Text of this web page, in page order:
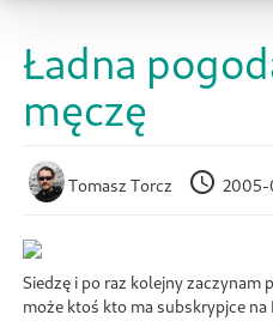
Ładna
męczę
Tomasz Torcz 2005-
Siedzę i po raz kolejny zaczynam
może ktoś kto ma subskrypjce